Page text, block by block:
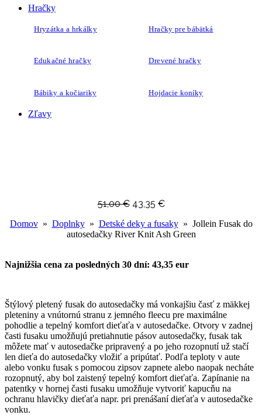
Hračky
Hryzátka a hrkálky Hračky pre bábätká
Edukačné hračky Drevené hračky
Bábiky a kočiariky Hojdacie koníky
Zľavy
51,00€ 43,35 €
Domov» Doplnky» Detské deky a fusaky» Jollein Fusak do
autosedačky River Knit Ash Green
Najnižšia cena za posledných 30 dní: 43,35 eur
Štýlový pletený fusak do autosedačky má vonkajšiu časť z mäkkej
pleteniny a vnútornú stranu z jemného fleecu pre maximálne
pohodlie a tepelný komfort dieťaťa v autosedačke. Otvory v zadnej
časti fusaku umožňujú pretiahnutie pásov autosedačky, fusak tak
môžete mať v autosedačke pripravený a po jeho rozopnutí už stačí
len dieťa do autosedačky vložiť a pripútať. Podľa teploty v aute
alebo vonku fusak s pomocou zipsov zapnete alebo naopak necháte
rozopnutý, aby bol zaistený tepelný komfort dieťaťa. Zapínanie na
patentky v hornej časti fusaku umožňuje vytvoriť kapucňu na
ochranu hlavičky dieťaťa napr. pri prenášaní dieťaťa v autosedačke
vonku.